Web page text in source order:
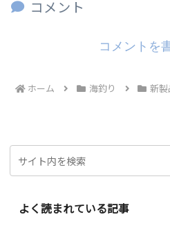
コメント
コメントを
ホーム 海釣り 新製
よく読まれている記事